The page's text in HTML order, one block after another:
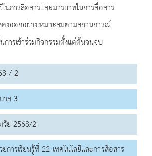
นการสื่อสารและมารยาทในการสื่อสาร
งออกอย่างเหมาะสมตามสถานการณ์
การเข้าร่วมกิจกรรมตั้งแต่ต้นจนจบ
/ 2
ล 3
ย 2568/2
การเรียนรู้ที่ 22 เทคโนโลยีและการสื่อสาร